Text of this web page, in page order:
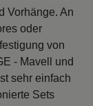
Vorhänge. An
oder
von
- Mavell und
sehr einfach
Sets